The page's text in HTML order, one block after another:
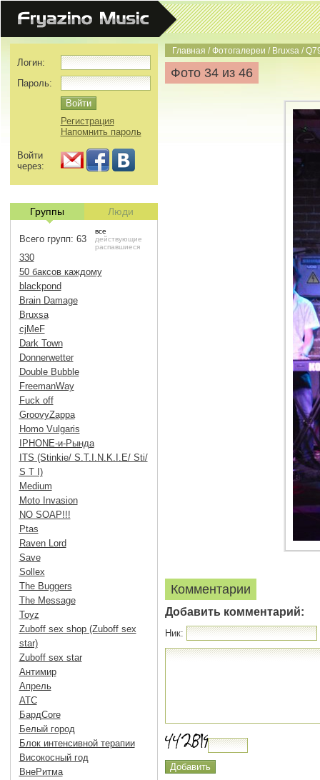
Главная /Фотогалереи / Bruxsa /
Фото 34 из 46
Комментарии
Добавить комментарий:
Ник:
Логин:
Пароль:
Регистрация
Напомнить пароль
Войти
через:
Группы Люди
Всего групп: 63
все
действующие
распавшиеся
330
50 баксов каждому
blackpond
Brain Damage
Bruxsa
cjMeF
Dark Town
Donnerwetter
Double Bubble
FreemanWay
Fuck off
GroovyZappa
Homo Vulgaris
IPHONE-и-Рында
ITS (Stinkie/ S.T.I.N.K.I.E/ Sti/
S T I)
Medium
Moto Invasion
NO SOAP!!!
Ptas
Raven Lord
Save
Sollex
The Buggers
The Message
Toyz
Zuboff sex shop (Zuboff sex
star)
Zuboff sex star
Антимир
Апрель
АТС
БардCore
Белый город
Блок интенсивной терапии
Високосный год
ВнеРитма